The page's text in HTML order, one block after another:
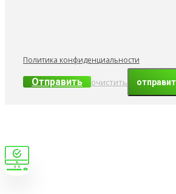
Политика конфиденциальности
Отправить очистить